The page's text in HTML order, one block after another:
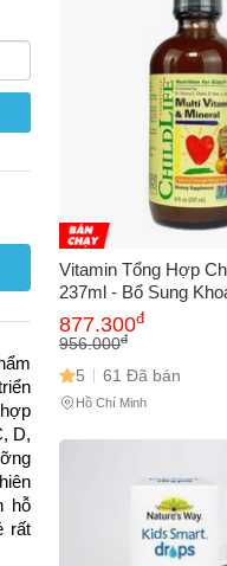
D,
hỗ
rất
Vitamin Tổng Hợp
237ml - Bổ Sung
Vitamin Thiết Yếu Hỗ
Triển Sức Khỏe Trẻ
877.300đ
956.000đ
5 61 Đã bán
Hồ Chí Minh